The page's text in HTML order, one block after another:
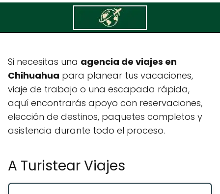
A Turistear Viajes
Si necesitas una agencia de viajes en
Chihuahua para planear tus vacaciones,
viaje de trabajo o una escapada rápida,
aquí encontrarás apoyo con reservaciones,
elección de destinos, paquetes completos y
asistencia durante todo el proceso.
A Turistear Viajes